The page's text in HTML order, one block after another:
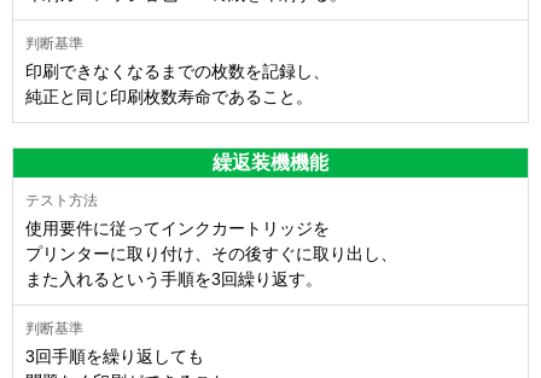
印刷できなくなるまでの枚数を記録し、
純正と同じ印刷枚数寿命であること。
繰返装機機能
使用要件に従ってインクカートリッジを
プリンターに取り付け、その後すぐに取り出し、
また入れるという手順を3回繰り返す。
3回手順を繰り返しても